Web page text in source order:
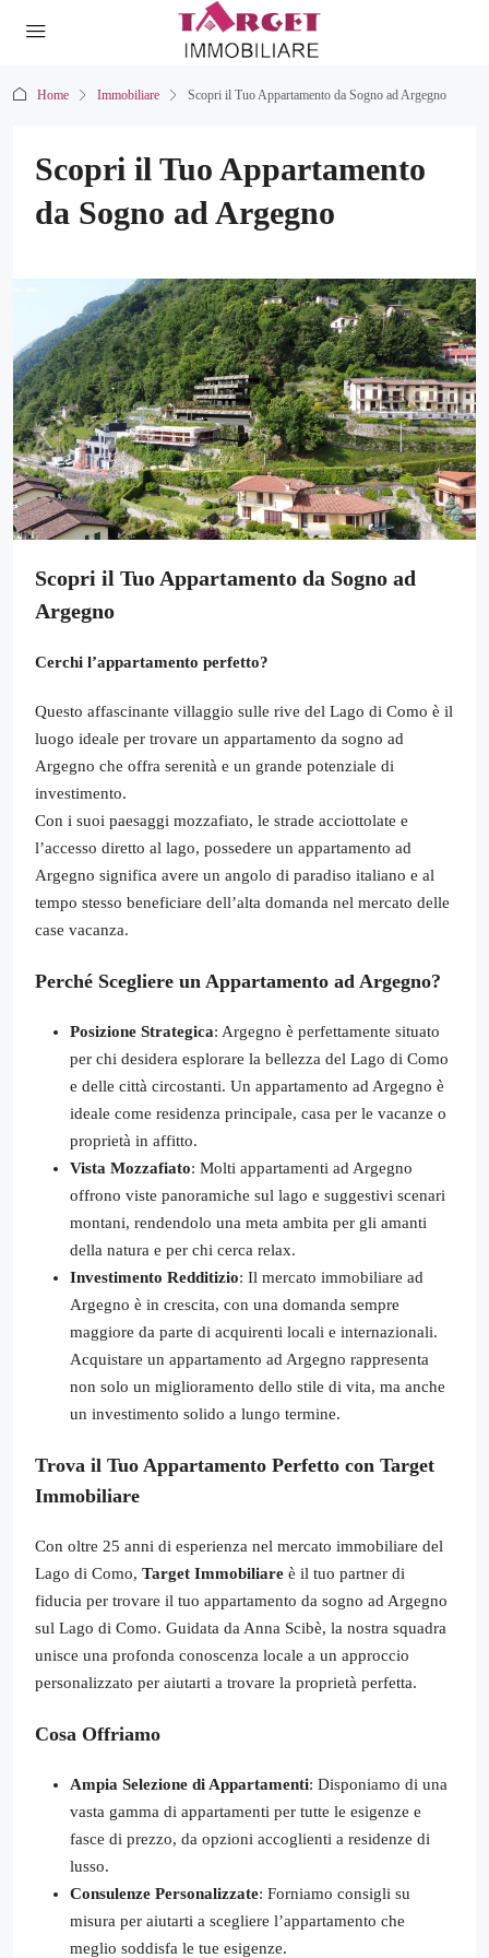
Home Immobiliare Scopri il Tuo Appartamento da Sogno ad Argegno
Scopri il Tuo Appartamento
da Sogno ad Argegno
Scopri il Tuo Appartamento da Sogno ad
Argegno
Cerchi l’appartamento perfetto?
Questo affascinante villaggio sulle rive del Lago di Como è il
luogo ideale per trovare un appartamento da sogno ad
Argegno che offra serenità e un grande potenziale di
investimento.
Con i suoi paesaggi mozzafiato, le strade acciottolate e
l’accesso diretto al lago, possedere un appartamento ad
Argegno significa avere un angolo di paradiso italiano e al
tempo stesso beneficiare dell’alta domanda nel mercato delle
case vacanza.
Perché Scegliere un Appartamento ad Argegno?
Posizione Strategica: Argegno è perfettamente situato
per chi desidera esplorare la bellezza del Lago di Como
e delle città circostanti. Un appartamento ad Argegno è
ideale come residenza principale, casa per le vacanze o
proprietà in affitto.
Vista Mozzafiato: Molti appartamenti ad Argegno
offrono viste panoramiche sul lago e suggestivi scenari
montani, rendendolo una meta ambita per gli amanti
della natura e per chi cerca relax.
Investimento Redditizio: Il mercato immobiliare ad
Argegno è in crescita, con una domanda sempre
maggiore da parte di acquirenti locali e internazionali.
Acquistare un appartamento ad Argegno rappresenta
non solo un miglioramento dello stile di vita, ma anche
un investimento solido a lungo termine.
Trova il Tuo Appartamento Perfetto con Target
Immobiliare
Con oltre 25 anni di esperienza nel mercato immobiliare del
Lago di Como, Target Immobiliare è il tuo partner di
fiducia per trovare il tuo appartamento da sogno ad Argegno
sul Lago di Como. Guidata da Anna Scibè, la nostra squadra
unisce una profonda conoscenza locale a un approccio
personalizzato per aiutarti a trovare la proprietà perfetta.
Cosa Offriamo
Ampia Selezione di Appartamenti: Disponiamo di una
vasta gamma di appartamenti per tutte le esigenze e
fasce di prezzo, da opzioni accoglienti a residenze di
lusso.
Consulenze Personalizzate: Forniamo consigli su
misura per aiutarti a scegliere l’appartamento che
meglio soddisfa le tue esigenze.